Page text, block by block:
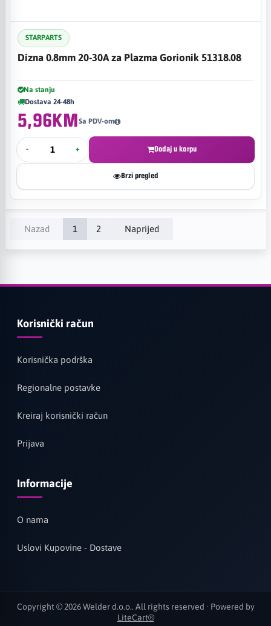
STARPARTS
Dizna 0.8mm 20-30A za Plazma Gorionik 51318.08
Na stanju
Dostava 24-48h
5,96KMSa PDV-om
- + Dodaj u korpu
Brzi pregled
Nazad 1 2 Naprijed
Korisnički račun
Korisnička podrška
Regionalne postavke
Kreiraj korisnički račun
Prijava
Informacije
O nama
Uslovi Kupovine - Dostave
Copyright © 2026 Welder d.o.o.. All rights reserved · Powered by
LiteCart®